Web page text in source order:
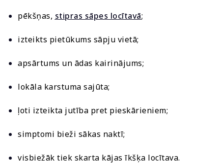
pēkšņas, stipras sāpes locītavā;
izteikts pietūkums sāpju vietā;
apsārtums un ādas kairinājums;
lokāla karstuma sajūta;
ļoti izteikta jutība pret pieskārieniem;
simptomi bieži sākas naktī;
visbiežāk tiek skarta kājas īkšķa locītava.